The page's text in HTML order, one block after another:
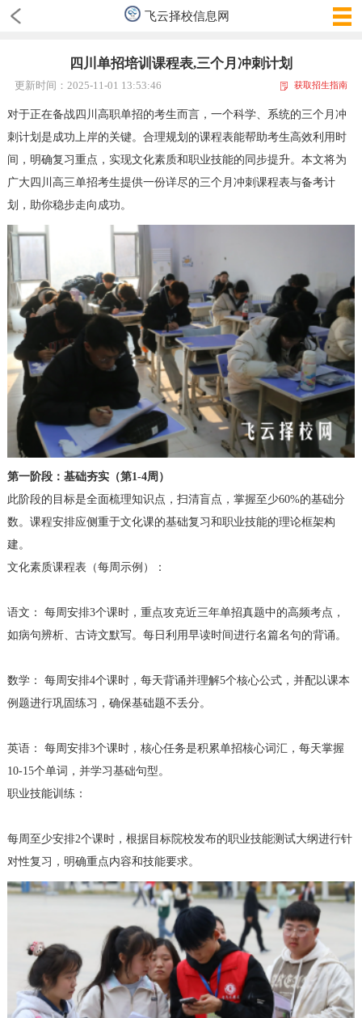
飞云择校信息网
四川单招培训课程表,三个月冲刺计划
更新时间：2025-11-01 13:53:46 获取招生指南
对于正在备战四川高职单招的考生而言，一个科学、系统的三个月冲
刺计划是成功上岸的关键。合理规划的课程表能帮助考生高效利用时
间，明确复习重点，实现文化素质和职业技能的同步提升。本文将为
广大四川高三单招考生提供一份详尽的三个月冲刺课程表与备考计
划，助你稳步走向成功。
第一阶段：基础夯实（第1-4周）
此阶段的目标是全面梳理知识点，扫清盲点，掌握至少60%的基础分
数。课程安排应侧重于文化课的基础复习和职业技能的理论框架构
建。
文化素质课程表（每周示例）：
语文： 每周安排3个课时，重点攻克近三年单招真题中的高频考点，
如病句辨析、古诗文默写。每日利用早读时间进行名篇名句的背诵。
数学： 每周安排4个课时，每天背诵并理解5个核心公式，并配以课本
例题进行巩固练习，确保基础题不丢分。
英语： 每周安排3个课时，核心任务是积累单招核心词汇，每天掌握
10-15个单词，并学习基础句型。
职业技能训练：
每周至少安排2个课时，根据目标院校发布的职业技能测试大纲进行针
对性复习，明确重点内容和技能要求。